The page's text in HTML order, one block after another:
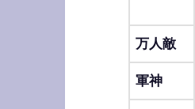
万人敵
軍神